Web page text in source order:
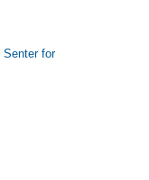
Senter for